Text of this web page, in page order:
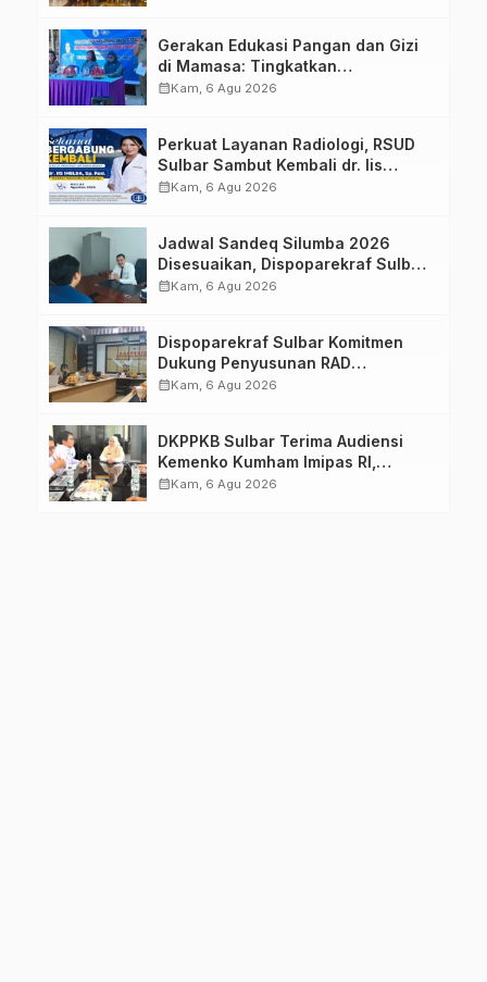
Gerakan Edukasi Pangan dan Gizi
di Mamasa: Tingkatkan
Pengetahuan dan Keterampilan
calendar_monthKam, 6 Agu 2026
Perkuat Layanan Radiologi, RSUD
Sulbar Sambut Kembali dr. Iis
Imelda, Sp.Rad
calendar_monthKam, 6 Agu 2026
Jadwal Sandeq Silumba 2026
Disesuaikan, Dispoparekraf Sulbar
Pastikan Persiapan Tetap
calendar_monthKam, 6 Agu 2026
Dispoparekraf Sulbar Komitmen
Dukung Penyusunan RAD
TPB/SDGs Sulawesi Barat
calendar_monthKam, 6 Agu 2026
DKPPKB Sulbar Terima Audiensi
Kemenko Kumham Imipas RI,
Perkuat Pelayanan Kesehatan bagi
calendar_monthKam, 6 Agu 2026